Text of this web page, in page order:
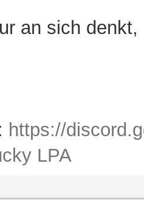
an sich
https://
LPA